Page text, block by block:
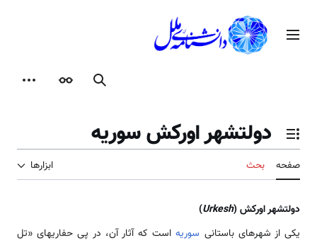
محتوامنوی اصلی
جستجوظاهر
تغییر وضعیت فهرست محتویات
دولت­شهر اورکش سوریه
صفحه بحث ابزارها
دولت­شهر اورکش (Urkesh
)
یکی از شهرهای باستانی سوریهاست که آثار آن، در پی حفاری­های «تل